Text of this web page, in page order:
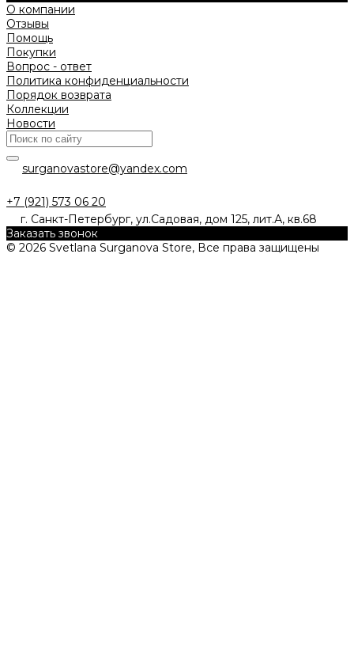
О компании
Отзывы
Помощь
Покупки
Вопрос - ответ
Политика конфиденциальности
Порядок возврата
Коллекции
Новости
surganovastore@yandex.com
+7 (921) 573 06 20
г. Санкт-Петербург, ул.Садовая, дом 125, лит.А, кв.68
Заказать звонок
© 2026 Svetlana Surganova Store, Все права защищены